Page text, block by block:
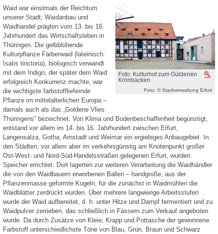
Foto: Kulturhof zum Güldenen
Krönbacken
Foto: © Stadtverwaltung Erfurt
Waid war einstmals der Reichtum
unserer Stadt; Waidanbau und
Waidhandel prägten vom 13. bis 16.
Jahrhundert das Wirtschaftsleben in
Thüringen. Die gelbblühende
Kulturpflanze Färberwaid (lateinisch:
Isatis tinctoria), biologisch verwandt
mit dem Indigo, der später dem Waid
erfolgreich Konkurrenz machte, war
die wichtigste farbstoffliefernde
Pflanze im mittelalterlichen Europa –
damals auch als das „Goldene Vlies
Thüringens“ bezeichnet. Von Klima und Bodenbeschaffenheit begünstigt,
entstand vor allem im 14. bis 16. Jahrhundert zwischen Erfurt,
Langensalza, Gotha, Arnstadt und Weimar ein ergiebiges Anbaugebiet. In
den Städten, vor allem aber im verkehrsgünstig am Knotenpunkt großer
Ost-West- und Nord-Süd-Handelsstraßen gelegenen Erfurt, wurden
Speicher errichtet. Dort lagerten zur weiteren Verarbeitung die Waidhändler
die von den Waidbauern erworbenen Ballen – handgroße, aus der
Pflanzenmasse geformte Kugeln, für die zunächst in Waidmühlen die
Waidblätter zerdrückt wurden. Über mehrere langwierige Arbeitsstufen
wurde der Waid aufbereitet, d. h. unter Hitze und Dampf fermentiert und zu
Waidpulver zerrieben, das schließlich in Fässern zum Verkauf angeboten
wurde. Da durch Zusätze von Kleie, Krapp und Pottasche der gewonnene
Farbstoff unterschiedlichste Töne von Blau, Grün, Braun und Schwarz